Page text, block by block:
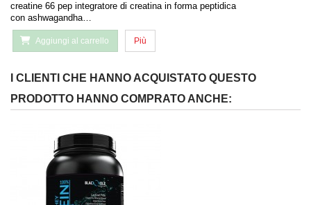
creatine 66 pep integratore di creatina in forma peptidica
con ashwagandha…
Aggiungi al carrello Più
I CLIENTI CHE HANNO ACQUISTATO QUESTO
PRODOTTO HANNO COMPRATO ANCHE: